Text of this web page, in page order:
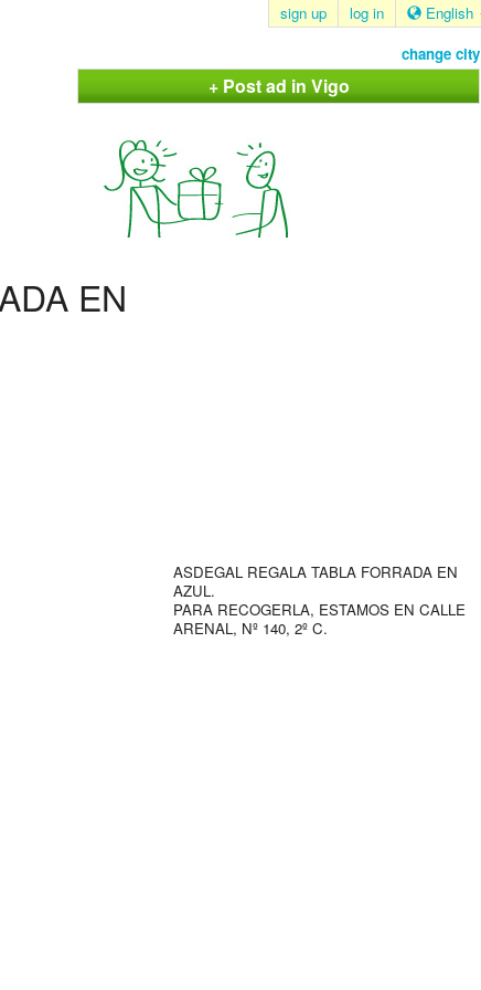
sign up log in English
change city
+ Post ad in Vigo
EN
ASDEGAL REGALA TABLA FORRADA EN
AZUL.
PARA RECOGERLA, ESTAMOS EN CALLE
ARENAL, Nº 140, 2º C.